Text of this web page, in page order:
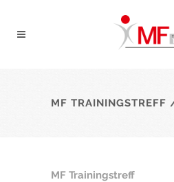
MF TRAININGSTREFF
MF Trainingstreff